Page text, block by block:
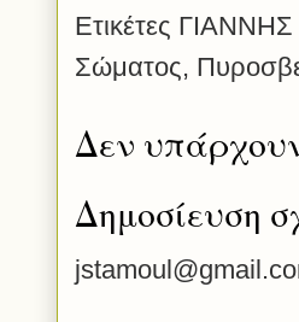
Ετικέτες
Σώματος,
Δεν
Δημοσίευση